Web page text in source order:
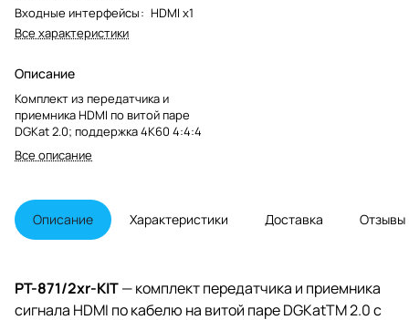
Входные интерфейсы: HDMI x1
Все характеристики
Описание
Комплект из передатчика и
приемника HDMI по витой паре
DGKat 2.0; поддержка 4К60 4:4:4
Все описание
Описание Характеристики Доставка Отзывы
PT-871/2xr-KIT— комплект передатчика и приемника
сигнала HDMI по кабелю на витой паре DGKatTM 2.0 c